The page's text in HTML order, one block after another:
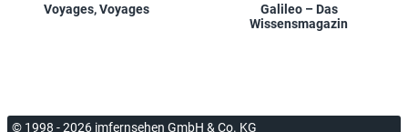
Voyages, Voyages
Galileo – Das
Wissensmagazin
© 1998 - 2026 imfernsehen GmbH & Co. KG